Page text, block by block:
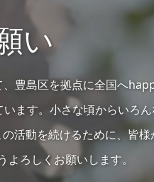
い
豊島区を拠点に全国へ
ます。小さな頃からいろ
活動を続けるために、皆
ろしくお願いします。